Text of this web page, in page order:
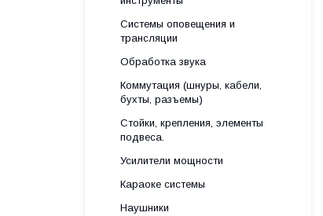
Системы оповещения и
трансляции
Обработка звука
Коммутация (шнуры, кабели,
бухты, разъемы)
Стойки, крепления, элементы
подвеса.
Усилители мощности
Караоке системы
Наушники